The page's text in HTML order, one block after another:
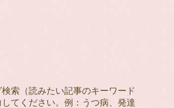
検索（読みたい記事のキーワード
してください。例：うつ病、発達